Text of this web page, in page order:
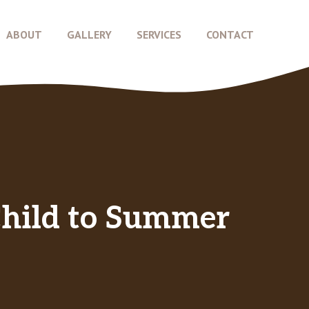
ABOUT GALLERY SERVICES CONTACT
to Summer